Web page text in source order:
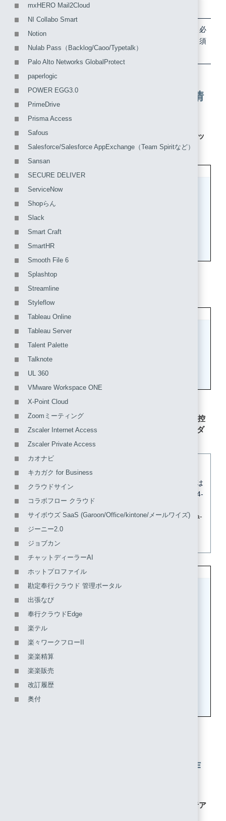
ロゴ
IDプロバ
必
須
2. IIJ IDサービスのIDプロバイダ情
報を取得する
1. 作成されたアプリケーションの「編集する」をクリッ
クします。
2. 「IDプロバイダ情報」をクリックします。
3. 「エンティティID」の値の「asiida-」以降の内容を控
え、「ダウンロードする」をクリックし、IDプロバイダ
のメタデータをダウンロードします。
エンティティIDの値が以下の場合、控える文字列は
「asiida-000000000000A/-/11111111-2222-3333-4444-
555555555555」です。
エンティティID：https://www.auth.iij.jp/idp/asiida-
000000000000A/-/11111111-2222-3333-4444-
555555555555
3. Amazon WorkSpaces Ｗebの作
」に管理者ア
mxHERO Mail2Cloud
NI Collabo Smart
Notion
Nulab Pass（Backlog/Caoo/Typetalk）
Palo Alto Networks GlobalProtect
paperlogic
POWER EGG3.0
PrimeDrive
Prisma Access
Safous
Salesforce/Salesforce AppExchange（Team Spiritなど）
Sansan
SECURE DELIVER
ServiceNow
Shopらん
Slack
Smart Craft
SmartHR
Smooth File 6
Splashtop
Streamline
Styleflow
Tableau Online
Tableau Server
Talent Palette
Talknote
UL 360
VMware Workspace ONE
X-Point Cloud
Zoomミーティング
Zscaler Internet Access
Zscaler Private Access
カオナビ
キカガク for Business
クラウドサイン
コラボフロー クラウド
サイボウズ SaaS (Garoon/Office/kintone/メールワイズ)
ジーニー2.0
ジョブカン
チャットディーラーAI
ホットプロファイル
勘定奉行クラウド 管理ポータル
出張なび
奉行クラウドEdge
楽テル
楽々ワークフローII
楽楽精算
楽楽販売
改訂履歴
奥付